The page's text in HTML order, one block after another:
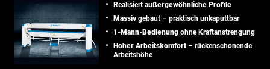
Realisiert außergewöhnliche Profile
Massiv gebaut – praktisch unkaputtbar
1-Mann-Bedienung ohne Kraftanstrengung
Hoher Arbeitskomfort – rückenschonende
Arbeitshöhe